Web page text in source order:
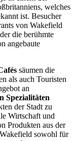
welches
ist. Besucher
von Wakefield
die berühmte
angebaute
säumen die
als auch Touristen
an
Spezialitäten
der Stadt zu
Wirtschaft und
Produkten aus der
sowohl für